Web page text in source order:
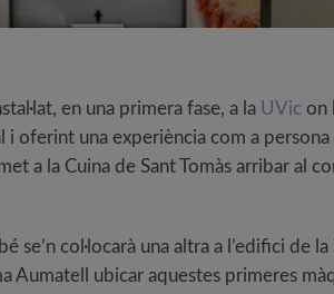
en una primera fase, a la UVic on
oferint una experiència com a persona
a la Cuina de Sant Tomàs arribar al
col·locarà una altra a l’edifici de
Aumatell ubicar aquestes primeres